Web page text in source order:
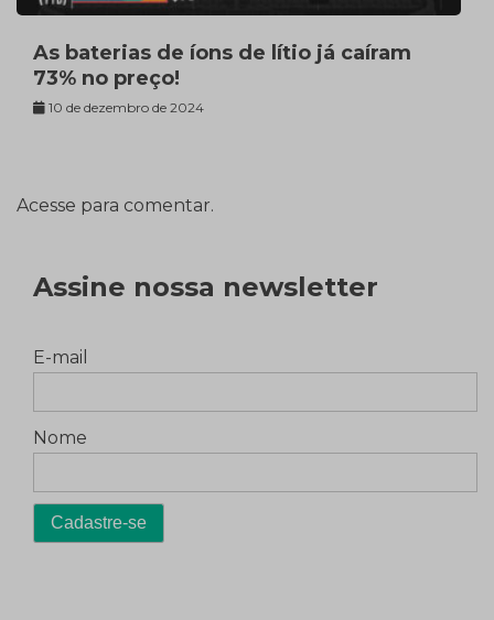
As baterias de íons de lítio já caíram
73% no preço!
10 de dezembro de 2024
Acesse para comentar.
Assine nossa newsletter
E-mail
Nome